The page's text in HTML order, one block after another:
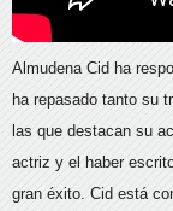
Almudena Cid ha
ha repasado tanto su
las que destacan su
actriz y el haber
gran éxito. Cid está